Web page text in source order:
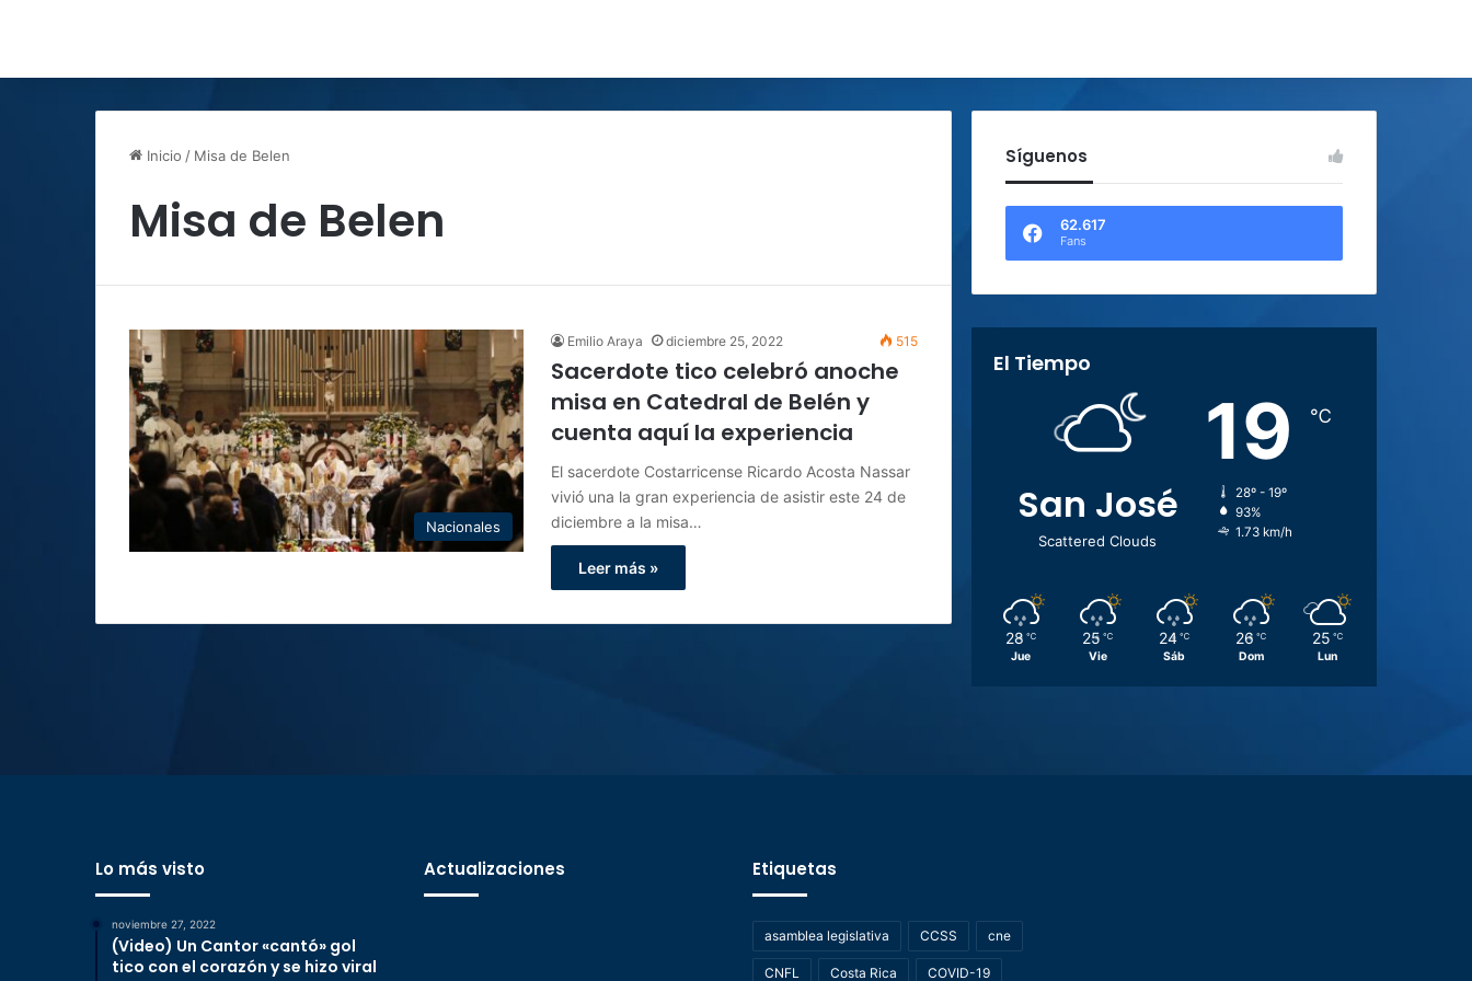
Inicio / Misa de Belen
Misa de Belen
Nacionales
Emilio Araya diciembre 25, 2022 515
Sacerdote tico celebró anoche
misa en Catedral de Belén y
cuenta aquí la experiencia
El sacerdote Costarricense Ricardo Acosta Nassar
vivió una la gran experiencia de asistir este 24 de
diciembre a la misa…
Leer más »
Síguenos
62.617
Fans
El Tiempo
San José
Scattered Clouds
19 ℃
28º - 19º
93%
1.73 km/h
28 ℃
Jue
25 ℃
Vie
24 ℃
Sáb
26 ℃
Dom
25 ℃
Lun
Lo más visto
noviembre 27, 2022
(Video) Un Cantor «cantó» gol
tico con el corazón y se hizo viral
Actualizaciones Etiquetas
asamblea legislativa CCSS cne
CNFL Costa Rica COVID-19